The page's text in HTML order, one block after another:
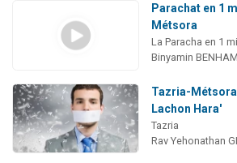
Parachat en 1
Métsora
La Paracha en 1
Binyamin
Tazria-
Lachon Hara'
Tazria
Rav Yehonathan